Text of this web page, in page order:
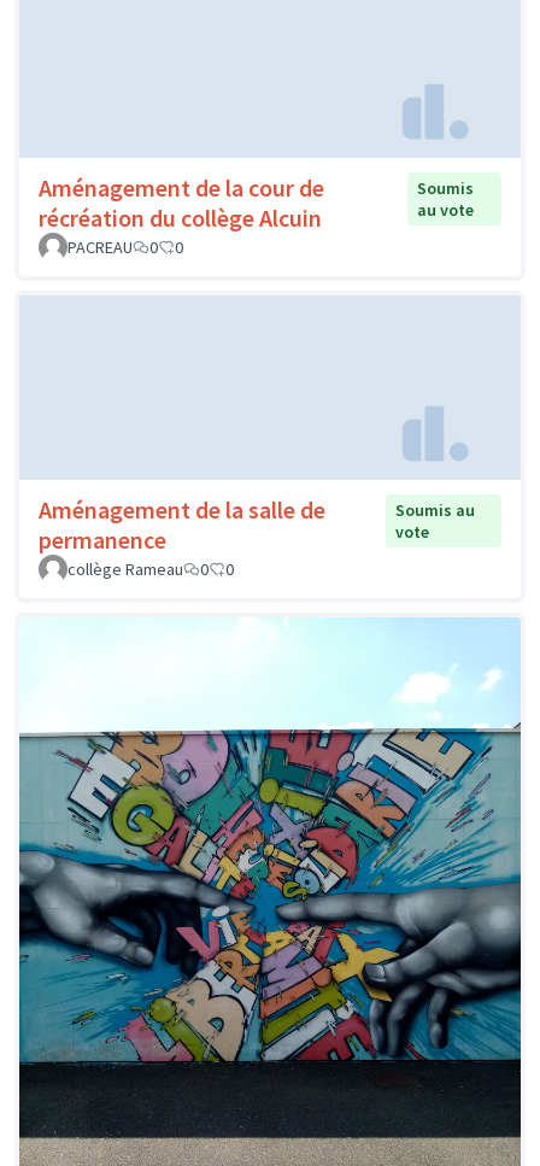
Aménagement de la cour de
récréation du collège Alcuin
Soumis
au vote
PACREAU
0 0
Aménagement de la salle de
permanence
Soumis au
vote
collège Rameau
0 0